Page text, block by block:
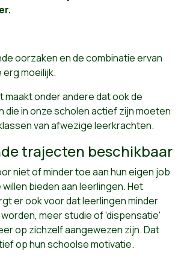
oorzaken en de combinatie ervan
moeilijk.
onder andere dat ook de
die in onze scholen actief zijn moeten
van afwezige leerkrachten.
trajecten beschikbaar
niet of minder toe aan hun eigen job
bieden aan leerlingen. Het
er ook voor dat leerlingen minder
meer studie of 'dispensatie'
op zichzelf aangewezen zijn. Dat
op hun schoolse motivatie.